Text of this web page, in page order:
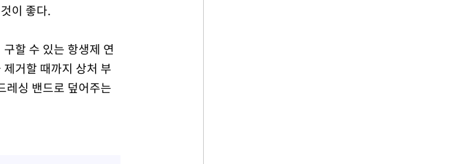
이 좋다.
할 수 있는 항생제 연
거할 때까지 상처 부
레싱 밴드로 덮어주는